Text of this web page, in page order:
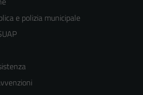
e polizia municipale